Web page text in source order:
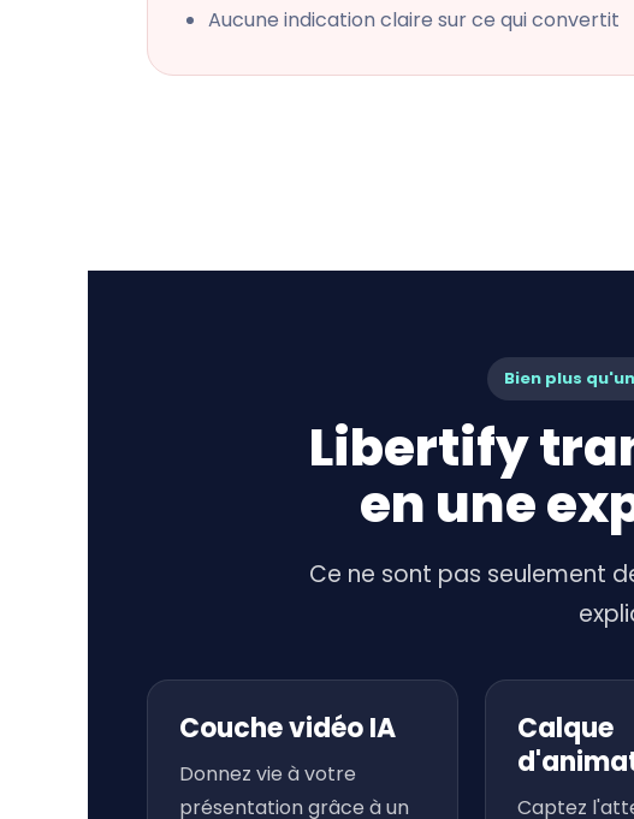
Aucune indication claire sur ce qui convertit
Bien plus
Libertify
en une
Ce ne sont pas seulement
Couche vidéo IA
Donnez vie à votre
présentation grâce à un
Calque
Captez